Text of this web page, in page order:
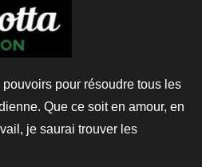
pour résoudre tous les
Que ce soit en amour, en
je saurai trouver les